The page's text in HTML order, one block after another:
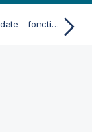
inlunarweektodate - fonction de script et fonction de graphique